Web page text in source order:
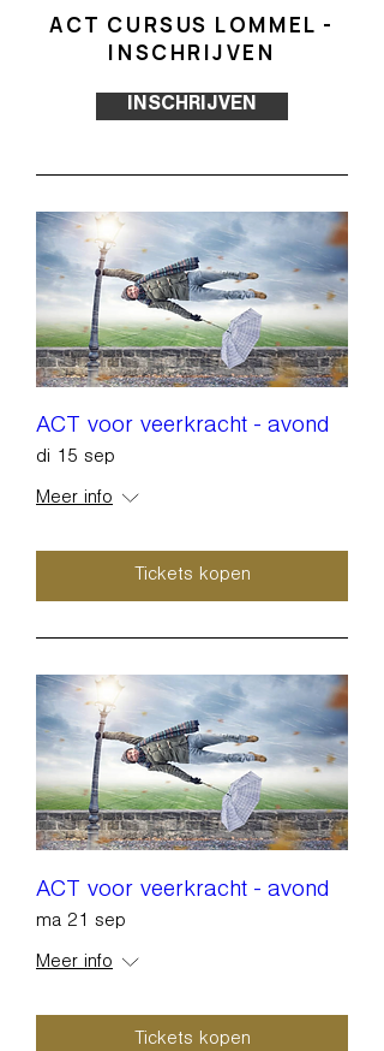
ACT CURSUS LOMMEL -
INSCHRIJVEN
INSCHRIJVEN
ACT voor veerkracht - avond
di 15 sep
Meer info
Tickets kopen
ACT voor veerkracht - avond
ma 21 sep
Meer info
Tickets kopen